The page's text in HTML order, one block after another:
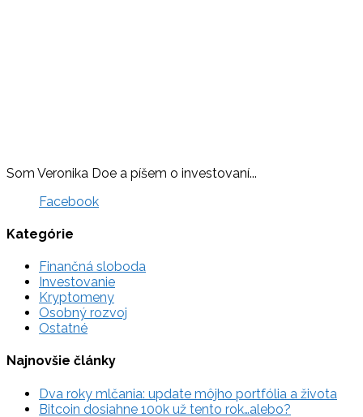
Som Veronika Doe a píšem o investovaní...
Facebook
Kategórie
Finančná sloboda
Investovanie
Kryptomeny
Osobný rozvoj
Ostatné
Najnovšie články
Dva roky mlčania: update môjho portfólia a života
Bitcoin dosiahne 100k už tento rok…alebo?